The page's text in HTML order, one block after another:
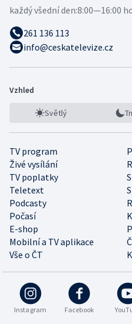
každý všední den:8:00—16:00
261 136 113
info@ceskatelevize.cz
Vzhled
Světlý
TV program
Živé vysílání
TV poplatky
Teletext
Podcasty
Počasí
E-shop
Mobilní a TV aplikace
Vše o ČT
Instagram Facebook